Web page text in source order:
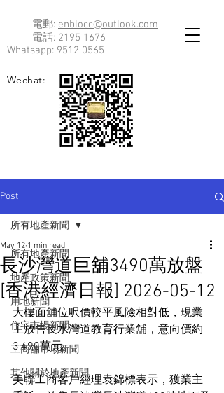
電郵: enblocc@outlook.com
電話: 2195 1676
Whatsapp: 9512 0565
Wechat:
Post
所有地產新聞
地產政策新聞
用地新聞
住宅市場新聞
工商舖市場新聞
其他關於地產新聞
所有地產新聞
長沙灣道巨舖3490萬放盤
[香港經濟日報] 2026-05-12
May 12 1 min read
大樓面舖位呎價較平風險相對低，現業
主放售長水灣道教育行業舖，意向價約
3,490萬元。
美聯工商客戶經理袁錦標表示，獲業主